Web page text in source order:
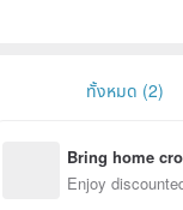
ทั้งหมด (2)
Bring home
n with ease
Enjoy